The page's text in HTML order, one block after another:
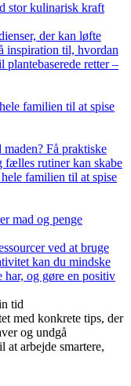
stor kulinarisk kraft
der kan løfte
inspiration til, hvordan
retter –
familien til at spise
Få praktiske
fælles rutiner kan skabe
familien til at spise
mad og penge
ved at bruge
kan du mindske
har, og gøre en positiv
tid
med konkrete tips, der
og undgå
at arbejde smartere,